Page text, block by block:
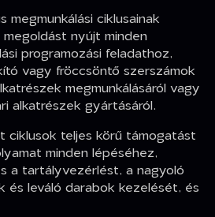
megmunkálási ciklusainak
nyújt minden
programozási feladathoz,
vagy fröccsöntő szerszámok
megmunkálásáról vagy
alkatrészek gyártásáról.
ciklusok teljes körű támogatást
minden lépéséhez,
a tartályvezérlést, a nagyoló
és leváló darabok kezelését, és